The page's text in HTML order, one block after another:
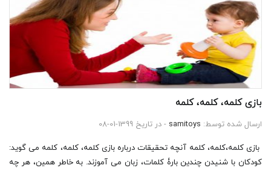
بازی کلمه، کلمه، کلمه
ارسال شده توسط: samitoys - در تاریخ 1399-01-08
بازی کلمه،کلمه، کلمه آنچه تحقیقات درباره بازی کلمه، کلمه، کلمه می گوید:
کودکان با شنیدن چندین بارۀ کلمات، زبان می آموزند. به خاطر همین، هر چه